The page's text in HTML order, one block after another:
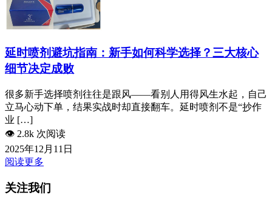
延时喷剂避坑指南：新手如何科学选择？三大核心
细节决定成败
很多新手选择喷剂往往是跟风——看别人用得风生水起，自己
立马心动下单，结果实战时却直接翻车。延时喷剂不是“抄作
业 […]
👁️ 2.8k 次阅读
2025年12月11日
阅读更多
关注我们